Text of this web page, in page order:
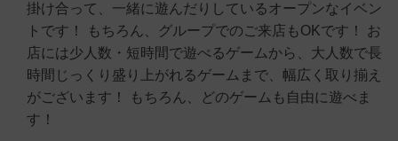
掛け合って、一緒に遊んだりしているオープンなイベン
トです！ もちろん、グループでのご来店もOKです！ お
店には少人数・短時間で遊べるゲームから、大人数で長
時間じっくり盛り上がれるゲームまで、幅広く取り揃え
がございます！ もちろん、どのゲームも自由に遊べま
す！